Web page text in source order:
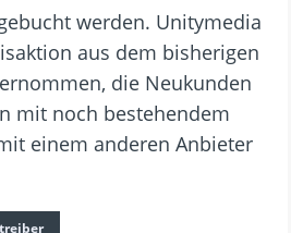
werden. Unitymedia
aus dem bisherigen
die Neukunden
mit noch bestehendem
einem anderen Anbieter